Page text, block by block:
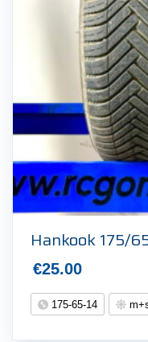
Hankook 175/
€25.00
175-65-14